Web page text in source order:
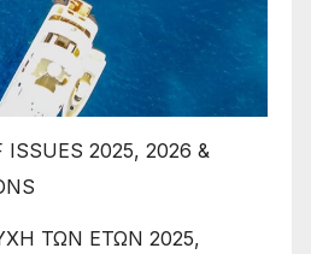
ISSUES 2025, 2026 &
ΤΩΝ ΕΤΩΝ 2025,